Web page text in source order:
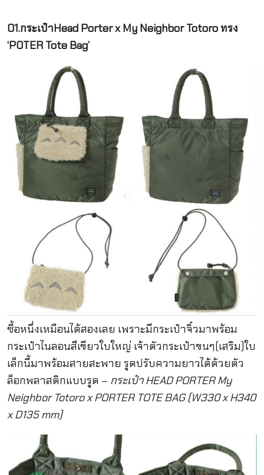
01.กระเป๋าHead Porter x My Neighbor Totoro ทรง
‘POTER Tote Bag’
ซื้อหนึ่งเหมือนได้สองเลย เพราะมีกระเป๋าจิ๋วมาพร้อม
กระเป๋าไนลอนสีเขียวใบใหญ่ เจ้าตัวกระเป๋าขนๆ(เสริม)ใบ
เล็กนี้มาพร้อมสายสะพาย รูดปรับความยาวได้ด้วยตัว
ล็อกพลาสติกแบบรูด – กระเป๋า HEAD PORTER My
Neighbor Totoro x PORTER TOTE BAG (W330 x H340
x D135 mm)